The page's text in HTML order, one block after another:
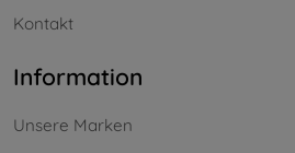
Kontakt
Information
Unsere Marken